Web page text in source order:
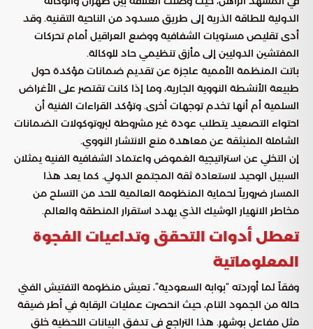
الدولية للطاقة الذرية إلى طريق مسدود من الناحية التقنية. وقد
أدى تقليص مستويات الشفافية ووضع العراقيل أمام تحركات
المفتشين الدوليين إلى مأزق تنظيمي حاد للوكالة.
باتت المنظمة الأممية عاجزة عن تقديم ضمانات مؤكدة حول
طبيعة الأنشطة النووية الجارية، وما إذا كانت تقتصر على الأغراض
السلمية أم أنها تخدم توجهات أخرى. وتؤكد القراءات الفنية أن
احتواء التصعيد يتطلب عودة غير مشروطة لبروتوكولات الضمانات
الشاملة المنبثقة عن معاهدة منع الانتشار النووي.
إن التخلي عن استراتيجية الغموض واعتماد الشفافية الفنية يمثلان
السبيل الوحيد لاستعادة ثقة المجتمع الدولي. كما يعد هذا
المسار ضرورياً لحماية المنظومة العالمية للحد من التسلح من
مخاطر الانهيار الوشيك الذي يهدد استقرار المنطقة والعالم.
تعطل أدوات التحقق وتداعيات الفجوة
المعلوماتية
وفقاً لما أوردته “بوابة السعودية”، تعيش منظومة التفتيش الفني
حالة من الجمود التام، حيث انحصرت عمليات الرقابة في أطر ضيقة
مثل مفاعل بوشهر. هذا التراجع في تدفق البيانات اللحظية خلق